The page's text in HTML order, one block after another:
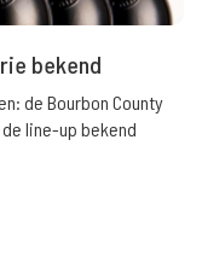
bekend
de Bourbon County
line-up bekend